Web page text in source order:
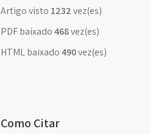
Artigo visto 1232vez(es)
PDF baixado 468vez(es)
HTML baixado 490vez(es)
Como Citar